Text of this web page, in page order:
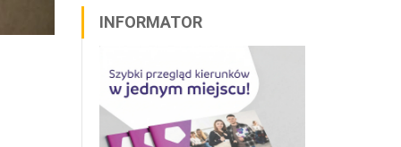
INFORMATOR